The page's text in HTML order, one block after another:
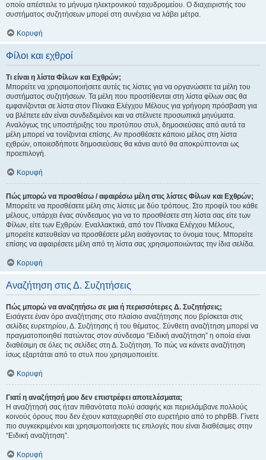
οποίο απέστειλε το μήνυμα ηλεκτρονικού ταχυδρομείου. Ο διαχειριστής του
συστήματος συζητήσεων μπορεί στη συνέχεια να λάβει μέτρα.
Κορυφή
Φίλοι και εχθροί
Τι είναι η λίστα Φίλων και Εχθρών;
Μπορείτε να χρησιμοποιήσετε αυτές τις λίστες για να οργανώσετε τα μέλη του
συστήματος συζητήσεων. Τα μέλη που προστίθενται στη λίστα φίλων σας θα
εμφανίζονται σε λίστα στον Πίνακα Ελέγχου Μέλους για γρήγορη πρόσβαση για
να βλέπετε εάν είναι συνδεδεμένοι και να στέλνετε προσωπικά μηνύματα.
Αναλόγως της υποστήριξης του προτύπου στυλ, δημοσιεύσεις από αυτά τα
μέλη μπορεί να τονίζονται επίσης. Αν προσθέσετε κάποιο μέλος στη λίστα
εχθρών, οποιεσδήποτε δημοσιεύσεις θα κάνει αυτό θα αποκρύπτονται ως
προεπιλογή.
Κορυφή
Πώς μπορώ να προσθέσω / αφαιρέσω μέλη στις λίστες Φίλων και Εχθρών;
Μπορείτε να προσθέσετε μέλη στις λίστες με δύο τρόπους. Στο προφίλ του κάθε
μέλους, υπάρχει ένας σύνδεσμος για να το προσθέσετε στη λίστα σας είτε των
Φίλων, είτε των Εχθρών. Εναλλακτικά, από τον Πίνακα Ελέγχου Μέλους,
μπορείτε κατευθείαν να προσθέσετε μέλη εισάγοντας το όνομα τους. Μπορείτε
επίσης να αφαιρέσετε μέλη από τη λίστα σας χρησιμοποιώντας την ίδια σελίδα.
Κορυφή
Αναζήτηση στις Δ. Συζητήσεις
Πώς μπορώ να αναζητήσω σε μια ή περισσότερες Δ. Συζητήσεις;
Εισάγετε έναν όρο αναζήτησης στο πλαίσιο αναζήτησης που βρίσκεται στις
σελίδες ευρετηρίου, Δ. Συζήτησης ή του θέματος. Σύνθετη αναζήτηση μπορεί να
πραγματοποιηθεί πατώντας στον σύνδεσμο “Ειδική αναζήτηση” η οποία είναι
διαθέσιμη σε όλες τις σελίδες στη Δ. Συζήτηση. Το πώς να κάνετε αναζήτηση
ίσως εξαρτάται από το στυλ που χρησιμοποιείτε.
Κορυφή
Γιατί η αναζήτησή μου δεν επιστρέφει αποτελέσματα;
Η αναζήτησή σας ήταν πιθανότατα πολύ ασαφής και περιελάμβανε πολλούς
κοινούς όρους που δεν έχουν καταχωρηθεί στο ευρετήριο από το phpBB. Γίνετε
πιο συγκεκριμένοι και χρησιμοποιήσετε τις επιλογές που είναι διαθέσιμες στην
“Ειδική αναζήτηση”.
Κορυφή